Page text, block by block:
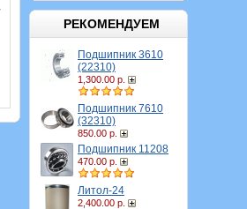
РЕКОМЕНДУЕМ
Подшипник 3610
(22310)
1,300.00 р.
Подшипник 7610
(32310)
850.00 р.
Подшипник 11208
470.00 р.
Литол-24
2,400.00 р.